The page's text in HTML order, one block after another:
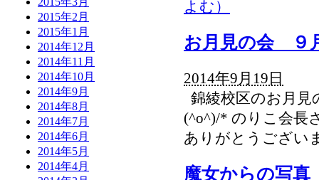
2015年2月
2015年1月
2014年12月
2014年11月
2014年10月
2014年9月
2014年8月
2014年7月
2014年6月
2014年5月
2014年4月
よむ）
お月見の会 ９
2014年9月19日
錦綾校区のお月見
(^o^)/* のりこ会長
ありがとうござ
魔女からの写